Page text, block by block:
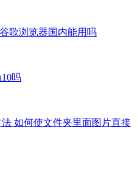
歌浏览器国内能用吗
吗
如何使文件夹里面图片直接